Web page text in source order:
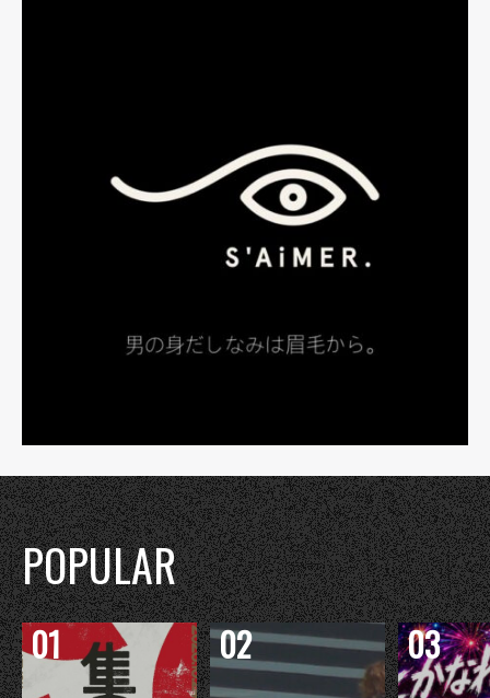
POPULAR